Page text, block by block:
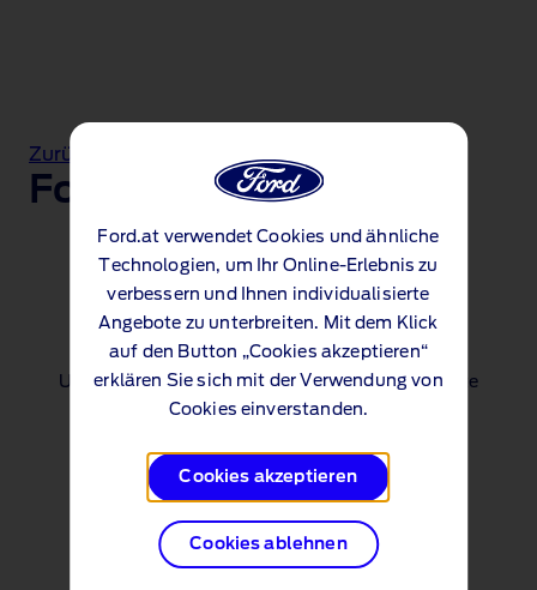
Ford.at verwendet Cookies und ähnliche
Technologien, um Ihr Online-Erlebnis zu
verbessern und Ihnen individualisierte
Angebote zu unterbreiten. Mit dem Klick
auf den Button „Cookies akzeptieren“
erklären Sie sich mit der Verwendung von
Cookies einverstanden.
Cookies akzeptieren
Cookies ablehnen
Zurück zum Ford Puma
Ford Puma – Preisliste
Puma Preisliste
downloaden
Um eine digitale Version der Ford Puma Preisliste
oder der Technischen Daten herunterzuladen,
Buttons.
Preisliste (PDF 1.6 MB)